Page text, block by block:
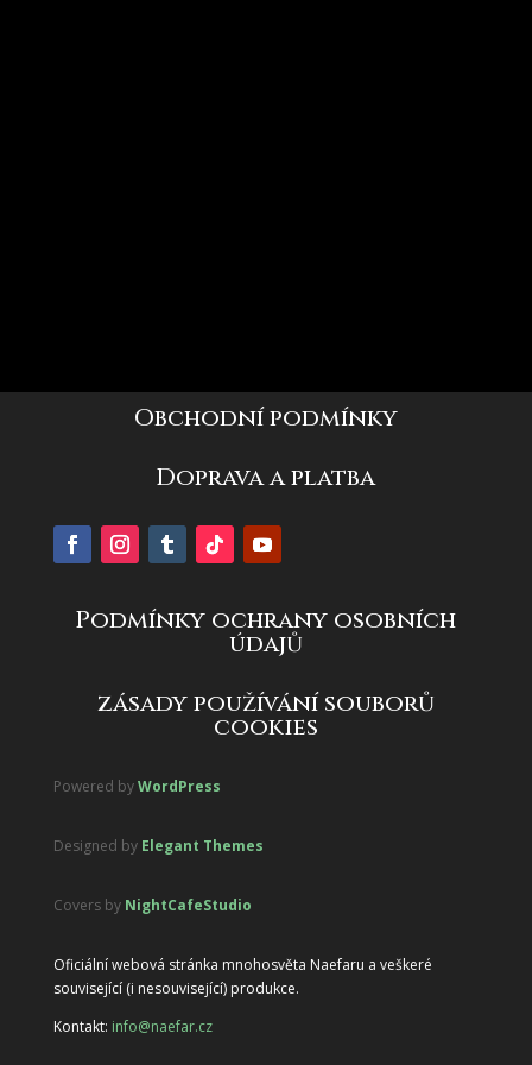
Obchodní podmínky
Doprava a platba
Podmínky ochrany osobních
údajů
zásady používání souborů
cookies
Powered byWordPress
Designed by Elegant Themes
Covers by NightCafeStudio
Oficiální webová stránka mnohosvěta Naefaru a veškeré
související (i nesouvisející) produkce.
Kontakt: info@naefar.cz